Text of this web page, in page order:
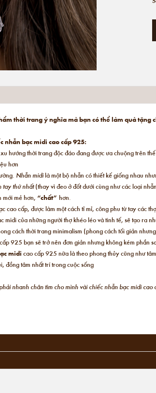
thời trang ý nghĩa mà bạn có thể làm quà
nhẫn bạc midi cao cấp 925:
hướng thời trang độc đáo đang được ưa chuộng trên
hơn
Nhẫn midilà một bộ nhẫn có thiết kế giống nhau
tay thứ nhất(thay vì đeo ở đốt dưới cùng như các loại
mới mẻ hơn,“chất” hơn.
cao cấp, được làm một cách tỉ mỉ, công phu từ tay các
midi của những người thợ khéo léo và tinh tế, sẽ tạo ra
cách thời trang minimalism (phong cách tối giản
925 bạn sẽ trở nên đơn giản nhưng không kém phần
midicao cấp 925 nữa là theo phong thủy cũng như
đồng tâm nhất trí trong cuộc sống
nhanh chân tìm cho mình vài chiếc nhẫn bạc midi